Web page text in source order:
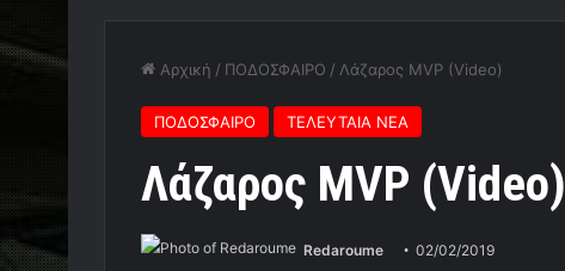
Αρχική / ΠΟΔΟΣΦΑΙΡΟ / Λάζαρος MVP (Video)
ΠΟΔΟΣΦΑΙΡΟ ΤΕΛΕΥΤΑΙΑ ΝΕΑ
Λάζαρος MVP (Video)
Redaroume 02/02/2019